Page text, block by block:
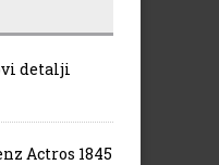
detalji
Actros 1845